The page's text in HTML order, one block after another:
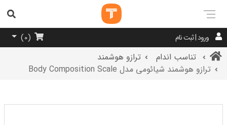
ورود | ثبت نام (
0
)
تناسب اندام
ترازو هوشمند
ترازو هوشمند شیائومی مدل Body Composition Scale